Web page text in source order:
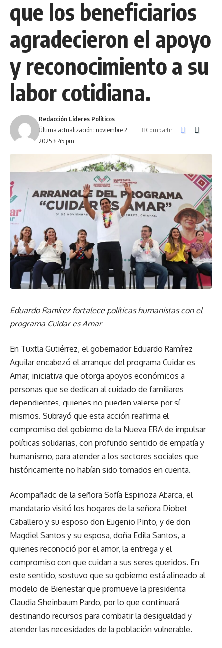
que los beneficiarios
agradecieron el apoyo
y reconocimiento a su
labor cotidiana.
Última actualización: noviembre 2,
2025 8:45 pm
Redacción Líderes Políticos
Compartir
Eduardo Ramírez fortalece políticas humanistas con el
programa Cuidar es Amar
En Tuxtla Gutiérrez, el gobernador Eduardo Ramírez
Aguilar encabezó el arranque del programa Cuidar es
Amar, iniciativa que otorga apoyos económicos a
personas que se dedican al cuidado de familiares
dependientes, quienes no pueden valerse por sí
mismos. Subrayó que esta acción reafirma el
compromiso del gobierno de la Nueva ERA de impulsar
políticas solidarias, con profundo sentido de empatía y
humanismo, para atender a los sectores sociales que
históricamente no habían sido tomados en cuenta.
Acompañado de la señora Sofía Espinoza Abarca, el
mandatario visitó los hogares de la señora Diobet
Caballero y su esposo don Eugenio Pinto, y de don
Magdiel Santos y su esposa, doña Edila Santos, a
quienes reconoció por el amor, la entrega y el
compromiso con que cuidan a sus seres queridos. En
este sentido, sostuvo que su gobierno está alineado al
modelo de Bienestar que promueve la presidenta
Claudia Sheinbaum Pardo, por lo que continuará
destinando recursos para combatir la desigualdad y
atender las necesidades de la población vulnerable.